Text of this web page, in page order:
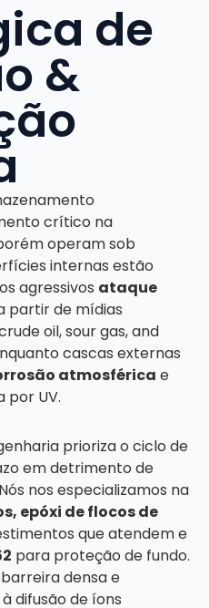
de
&
crítico na
operam sob
internas estão
agressivos ataque
partir de mídias
oil, sour gas, and
cascas externas
atmosférica e
por UV.
prioriza o ciclo de
em detrimento de
nos especializamos na
epóxi de flocos de
que atendem e
para proteção de fundo.
densa e
difusão de íons